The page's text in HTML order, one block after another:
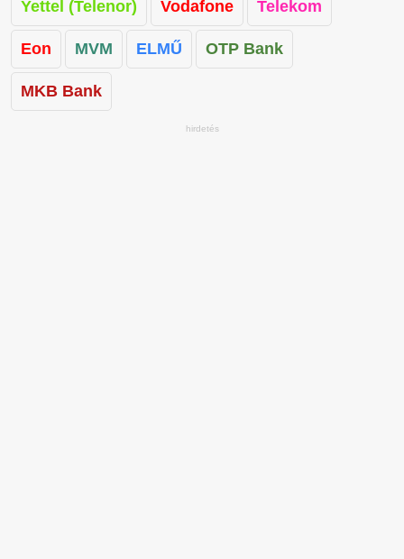
Yettel (Telenor) Vodafone Telekom
Eon MVM ELMŰ OTP Bank
MKB Bank